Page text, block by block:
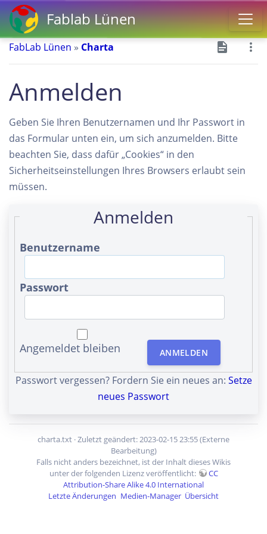
Fablab Lünen
FabLab Lünen » Charta
Anmelden
Geben Sie Ihren Benutzernamen und Ihr Passwort in
das Formular unten ein, um sich anzumelden. Bitte
beachten Sie, dass dafür „Cookies“ in den
Sicherheitseinstellungen Ihres Browsers erlaubt sein
müssen.
Anmelden
Benutzername
Passwort
Angemeldet bleiben ANMELDEN
Passwort vergessen? Fordern Sie ein neues an: Setze
neues Passwort
charta.txt · Zuletzt geändert: 2023-02-15 23:55 (Externe
Bearbeitung)
Falls nicht anders bezeichnet, ist der Inhalt dieses Wikis
unter der folgenden Lizenz veröffentlicht:
CC
Attribution-Share Alike 4.0 International
Letzte Änderungen Medien-Manager Übersicht